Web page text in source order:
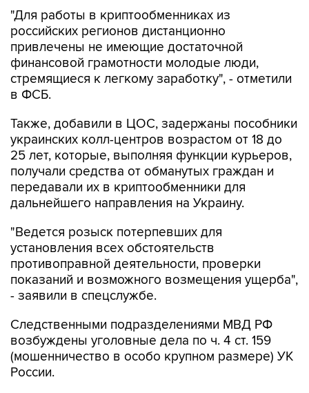
"Для работы в криптообменниках из
российских регионов дистанционно
привлечены не имеющие достаточной
финансовой грамотности молодые люди,
стремящиеся к легкому заработку", - отметили
в ФСБ.
Также, добавили в ЦОС, задержаны пособники
украинских колл-центров возрастом от 18 до
25 лет, которые, выполняя функции курьеров,
получали средства от обманутых граждан и
передавали их в криптообменники для
дальнейшего направления на Украину.
"Ведется розыск потерпевших для
установления всех обстоятельств
противоправной деятельности, проверки
показаний и возможного возмещения ущерба",
- заявили в спецслужбе.
Следственными подразделениями МВД РФ
возбуждены уголовные дела по ч. 4 ст. 159
(мошенничество в особо крупном размере) УК
России.